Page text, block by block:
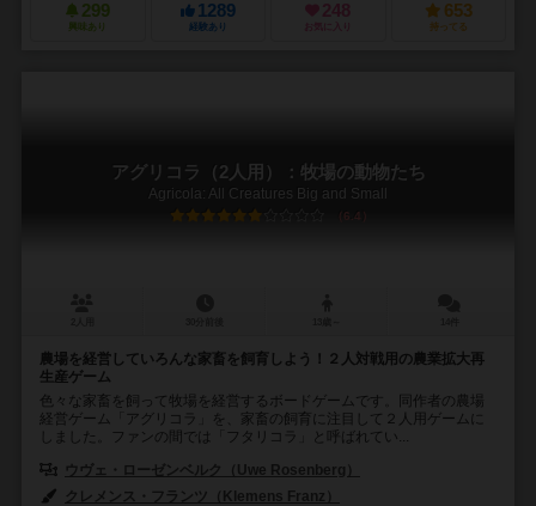
299
興味あり
1289
経験あり
248
お気に入り
653
持ってる
アグリコラ（2人用）：牧場の動物たち
Agricola: All Creatures Big and Small
6.4
農場を経営していろんな家畜を飼育しよう！２人対戦用の農業拡大再
生産ゲーム
色々な家畜を飼って牧場を経営するボードゲームです。同作者の農場
経営ゲーム「アグリコラ」を、家畜の飼育に注目して２人用ゲームに
しました。ファンの間では「フタリコラ」と呼ばれてい...
ウヴェ・ローゼンベルク（Uwe Rosenberg）
クレメンス・フランツ（Klemens Franz）